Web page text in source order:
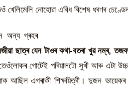
খেলিমেলি নোহোৱা এবিধ বিশেষ ধৰণৰ
অন্য গ্ৰহৰ
ছাত্ৰ যেন টাওৰ কথা-বতৰা খুৱ নম্ৰ,
গোটেই পৰিয়ালটো সুখী আৰু এটা
মাক আছিল এগৰাকী শিক্ষয়িত্ৰী। দুজন